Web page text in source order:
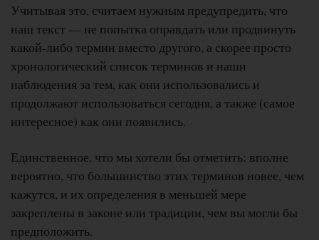
Учитывая это, считаем нужным предупредить, что
наш текст — не попытка оправдать или продвинуть
какой-либо термин вместо другого, а скорее просто
хронологический список терминов и наши
наблюдения за тем, как они использовались и
продолжают использоваться сегодня, а также (самое
интересное) как они появились.
Единственное, что мы хотели бы отметить: вполне
вероятно, что большинство этих терминов новее, чем
кажутся, и их определения в меньшей мере
закреплены в законе или традиции, чем вы могли бы
предположить.